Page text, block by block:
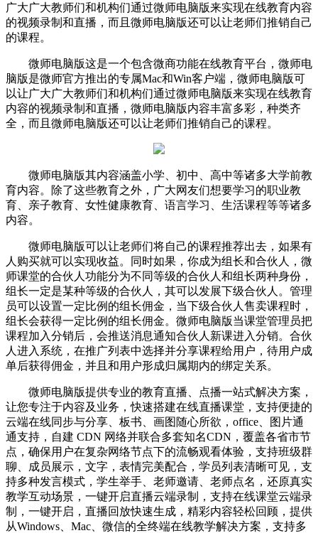
广大广大教师们和机构们通过微师电脑版来实现在线教育内容
的视频录制和直播，而且微师电脑版还可以让老师们推销自己
的课程。
微师电脑版这是一个包含微商功能在线教育平台，微师电
脑版是微师官方推出的专属Mac和Win客户端，微师电脑版可
以让广大广大教师们和机构们通过微师电脑版来实现在线教育
内容的视频录制和直播，微师电脑版内容丰富多彩，种类齐
全，而且微师电脑版还可以让老师们推销自己的课程。
微师电脑版其内容涵盖小学、初中、高中等诸多大学前教
育内容。除了这些教育之外，广大网友们想要学习的职业教
育、亲子教育、女性健康教育、语言学习、生活课程等等诸多
内容。
微师电脑版可以让老师们将自己的课程推荐出去，如果有
人购买就可以实现收益。同时如果，你成为组长和合伙人，微
师课堂的合伙人功能分为不同等级的合伙人和组长两种身份，
组长一定是某种等级的合伙人，其可以发展下级合伙人。管理
员可以设置一定比例的组长佣金，当下级合伙人售卖课程时，
组长会获得一定比例的组长佣金。微师电脑版当课堂管理员把
课程加入分销后，会推送消息通知合伙人新课进入分销。合伙
人进入系统，在推广列表中选择并分享课程给用户，待用户成
单后获得佣金，并且和用户形成归属期内的绑定关系。
微师电脑版提供专业的教育直播、点播一站式解决方案，
让您专注于内容及业务，快速搭建在线直播课堂，支持便捷的
云端在线同步与分享、板书、画图随心所欲，office、图片通
通支持，自建 CDN 网络并联合多套知名CDN，覆盖各省市节
点，确保用户在复杂网络节点下的流畅观看体验，支持班级群
聊、成员展示，文字，表情完美配合，学员列表清晰可见，支
持多种发言模式，学生举手、老师邀请、老师点名，还原真实
教学互动场景，一键开启直播云端录制，支持在线课堂云端录
制，一键开启，直播回放快速生成，精彩内容轻松回顾，提供
从Windows、Mac、微信的全终端在线教学解决方案，支持多